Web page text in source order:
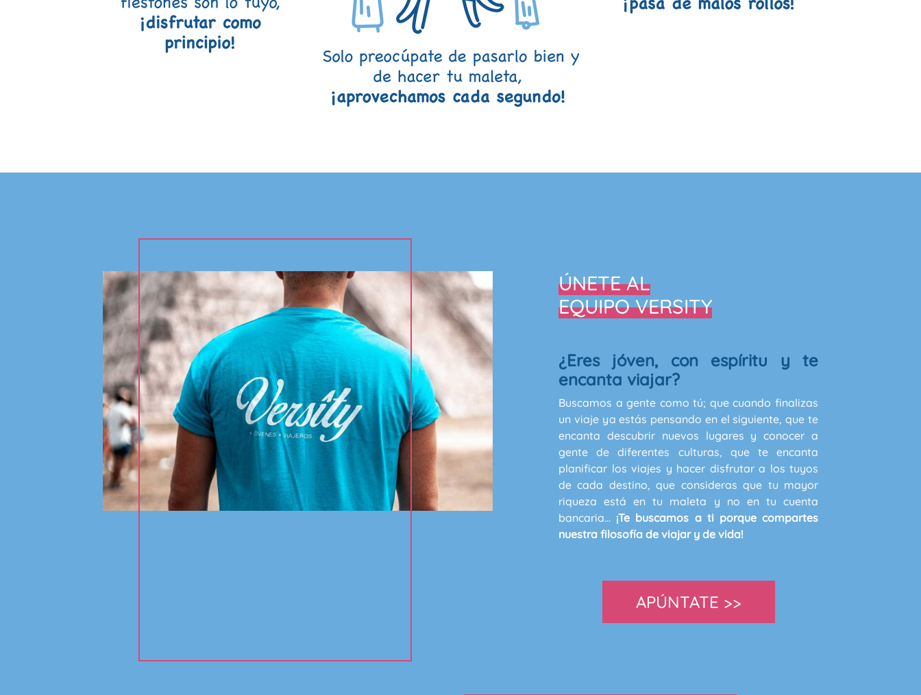
ÚNETE AL
EQUIPO VERSITY
¿Eres jóven, con espíritu y te
encanta viajar?
Buscamos a gente como tú; que cuando finalizas
un viaje ya estás pensando en el siguiente, que te
encanta descubrir nuevos lugares y conocer a
gente de diferentes culturas, que te encanta
planificar los viajes y hacer disfrutar a los tuyos
de cada destino, que consideras que tu mayor
riqueza está en tu maleta y no en tu cuenta
bancaria... ¡Te buscamos a ti porque compartes
nuestra filosofía de viajar y de vida!
APÚNTATE >>